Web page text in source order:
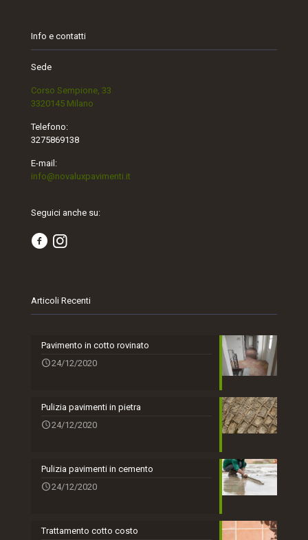
Info e contatti
Sede
Corso Sempione, 33
3320145 Milano
Telefono:
3275869138
E-mail:
info@novaluxpavimenti.it
Seguici anche su:
Articoli Recenti
Pavimento in cotto rovinato
24/12/2020
Pulizia pavimenti in pietra
24/12/2020
Pulizia pavimenti in cemento
24/12/2020
Trattamento cotto costo